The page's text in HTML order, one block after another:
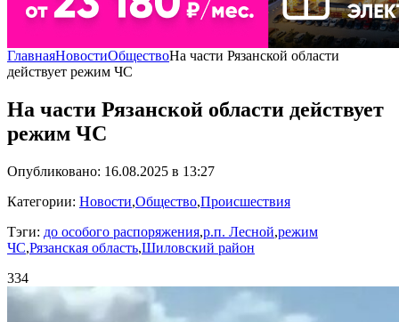
ГлавнаяНовостиОбществоНа части Рязанской области
действует режим ЧС
На части Рязанской области действует
режим ЧС
Опубликовано: 16.08.2025 в 13:27
Категории: Новости,Общество,Происшествия
Тэги: до особого распоряжения,р.п. Лесной,режим
ЧС,Рязанская область,Шиловский район
334